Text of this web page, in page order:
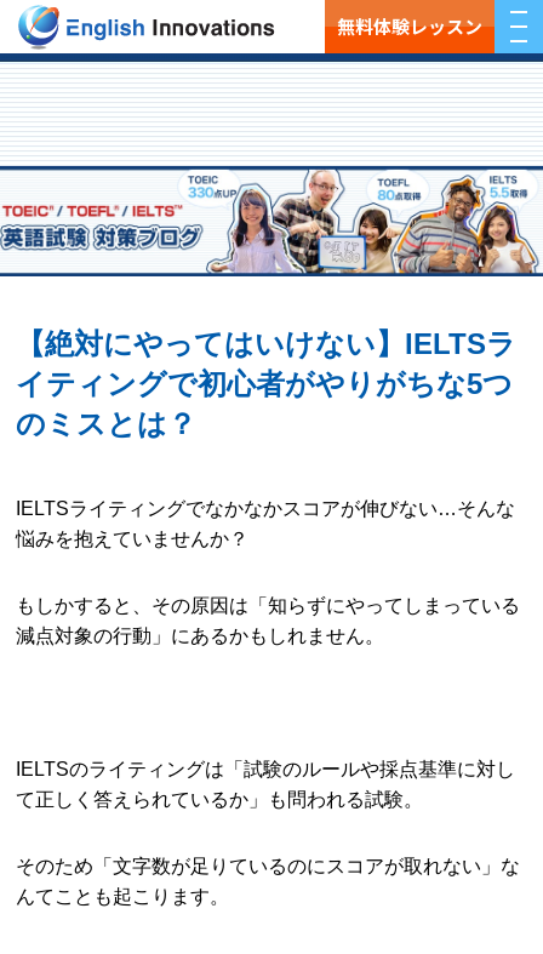
無料体験レッスン
【絶対にやってはいけない】IELTSラ
イティングで初心者がやりがちな5つ
のミスとは？
IELTSライティングでなかなかスコアが伸びない…そんな
悩みを抱えていませんか？
もしかすると、その原因は「知らずにやってしまっている
減点対象の行動」にあるかもしれません。
IELTSのライティングは「試験のルールや採点基準に対し
て正しく答えられているか」も問われる試験。
そのため「文字数が足りているのにスコアが取れない」な
んてことも起こります。